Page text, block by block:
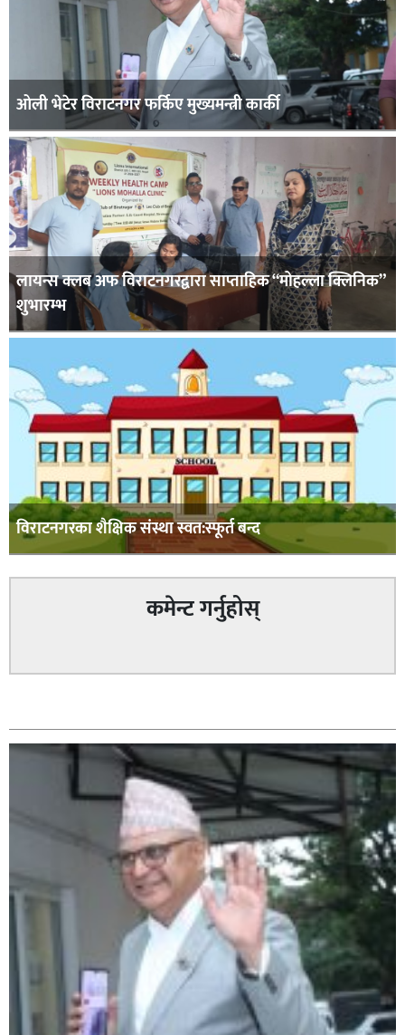
ओली भेटेर विराटनगर फर्किए मुख्यमन्त्री कार्की
लायन्स क्लब अफ विराटनगरद्वारा साप्ताहिक “मोहल्ला क्लिनिक”
शुभारम्भ
विराटनगरका शैक्षिक संस्था स्वत:स्फूर्त बन्द
कमेन्ट गर्नुहोस्